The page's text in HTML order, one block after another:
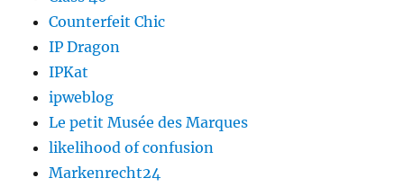
Counterfeit Chic
IP Dragon
IPKat
ipweblog
Le petit Musée des Marques
likelihood of confusion
Markenrecht24